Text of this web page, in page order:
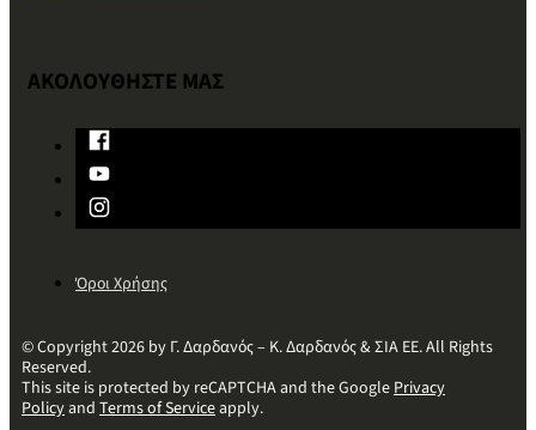
ΑΚΟΛΟΥΘΗΣΤΕ ΜΑΣ
Όροι Χρήσης
© Copyright 2026 by Γ. Δαρδανός – Κ. Δαρδανός & ΣΙΑ ΕΕ. All Rights
Reserved.
This site is protected by reCAPTCHA and the GooglePrivacy
Policyand Terms of Serviceapply.